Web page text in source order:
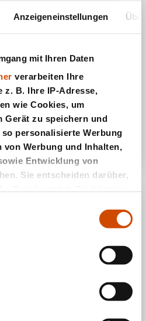
Anzeigeneinstellungen
mit Ihren Daten
verarbeiten Ihre
z. B. Ihre IP-Adresse,
wie Cookies, um
Gerät zu speichern und
personalisierte Werbung
von Werbung und Inhalten,
Entwicklung von
Sie entscheiden darüber,
Privacy Trigger Symbol
wir auch gerne:
auf einige Meter genau sein